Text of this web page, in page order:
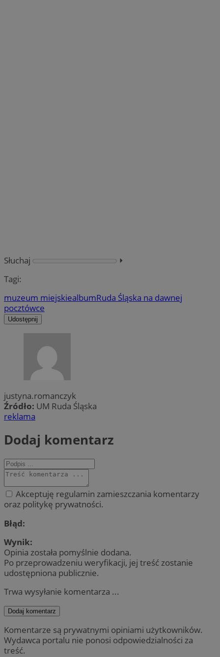
Słuchaj
⏵︎
Tagi:
muzeum miejskiealbumRuda Śląska na dawnej
pocztówce
Udostępnij
justyna.romanczyk
Źródło: UM Ruda Śląska
reklama
Dodaj komentarz
Akceptuję regulamin zamieszczania komentarzy
oraz politykę prywatności.
Błąd:
Wynik:
Opinia została pomyślnie dodana.
Po przeprowadzeniu weryfikacji, jej treść zostanie
udostępniona publicznie.
Trwa wysyłanie komentarza ...
Dodaj komentarz
Komentarze są prywatnymi opiniami użytkowników.
Wydawca portalu nie ponosi odpowiedzialności za
treść.